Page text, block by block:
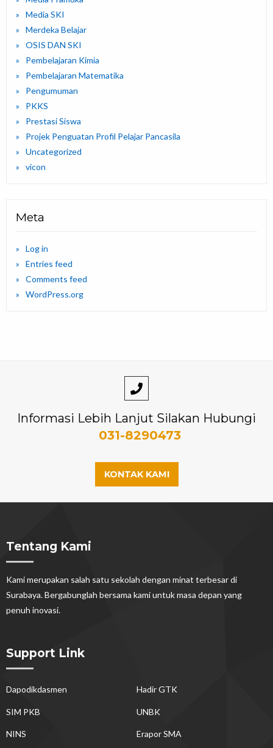
Media SKI
Merdeka Belajar
OSIS DAN SKI
Pembelajaran Kimia
Pembelajaran Matematika
Pengumuman
PKKS
Prestasi Siswa
Projek Penguatan Profil Pelajar Pancasila
Uncategorized
vicon
Meta
Log in
Entries feed
Comments feed
WordPress.org
Informasi Lebih Lanjut Silakan Hubungi
031-8290473
KONTAK KAMI
Tentang Kami
Kami merupakan salah satu sekolah dengan minat terbesar di
Surabaya. Bergabunglah bersama kami untuk masa depan yang
penuh inovasi.
Support Link
Dapodikdasmen Hadir GTK
SIM PKB UNBK
NINS Erapor SMA